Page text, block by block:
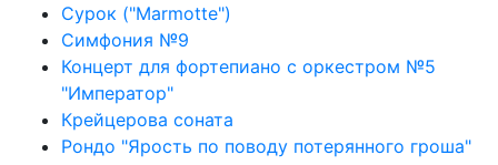
Сурок ("Marmotte")
Симфония №9
Концерт для фортепиано с оркестром №5
"Император"
Крейцерова соната
Рондо "Ярость по поводу потерянного гроша"